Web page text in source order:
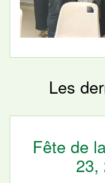
Les
Fête de
23,